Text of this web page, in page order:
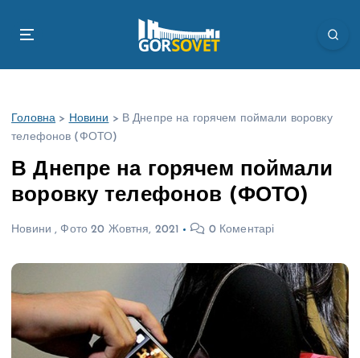
Головна > Новини > В Днепре на горячем поймали воровку
телефонов (ФОТО)
В Днепре на горячем поймали
воровку телефонов (ФОТО)
Новини , Фото 20 Жовтня, 2021 0 Коментарі